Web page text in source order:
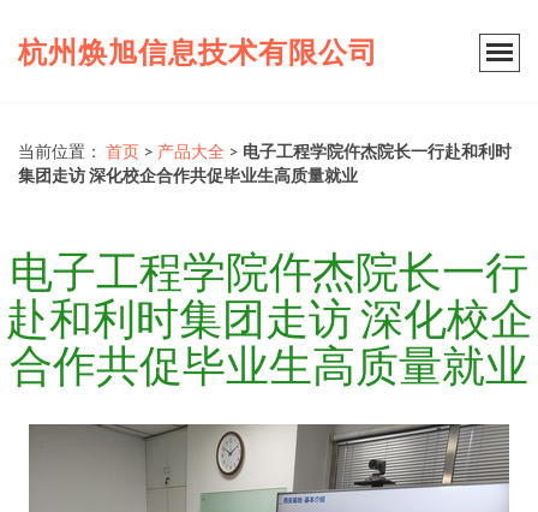
杭州焕旭信息技术有限公司
当前位置： 首页 > 产品大全 > 电子工程学院仵杰院长一行赴和利时
集团走访 深化校企合作共促毕业生高质量就业
电子工程学院仵杰院长一行
赴和利时集团走访 深化校企
合作共促毕业生高质量就业